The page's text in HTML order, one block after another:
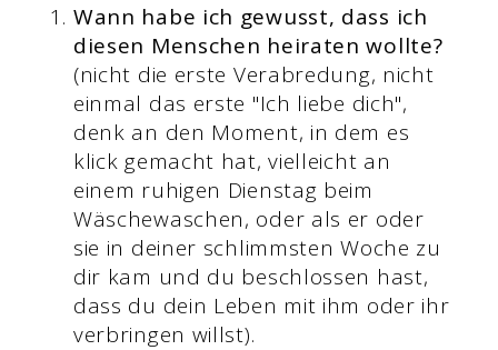
Wann habe ich gewusst, dass ich
diesen Menschen heiraten wollte?
(nicht die erste Verabredung, nicht
einmal das erste "Ich liebe dich",
denk an den Moment, in dem es
klick gemacht hat, vielleicht an
einem ruhigen Dienstag beim
Wäschewaschen, oder als er oder
sie in deiner schlimmsten Woche zu
dir kam und du beschlossen hast,
dass du dein Leben mit ihm oder ihr
verbringen willst).